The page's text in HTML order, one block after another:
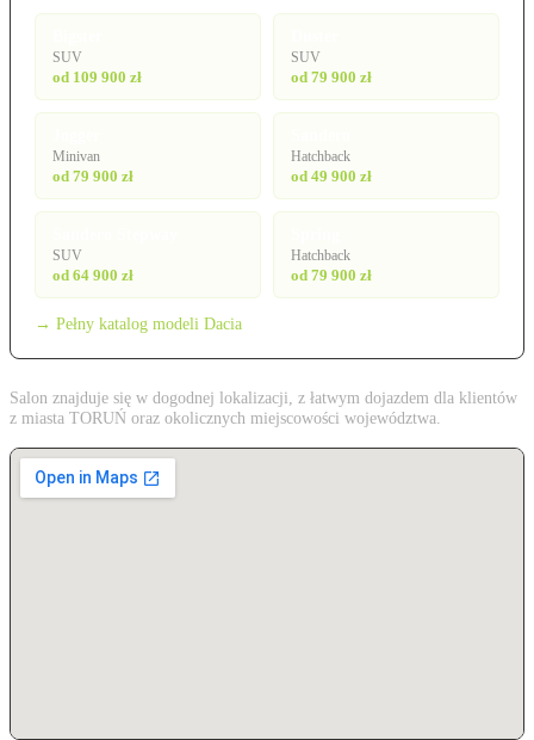
SUV
od 109 900 zł
SUV
od 79 900 zł
Minivan
od 79 900 zł
Hatchback
od 49 900 zł
SUV
od 64 900 zł
Hatchback
od 79 900 zł
→ Pełny katalog modeli Dacia
Salon znajduje się w dogodnej lokalizacji, z łatwym dojazdem dla klientów
z miasta TORUŃ oraz okolicznych miejscowości województwa.